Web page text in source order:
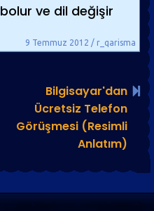
ve dil değişir
9 Temmuz 2012 / r_qarisma
Bilgisayar'dan
Ücretsiz Telefon
Görüşmesi (Resimli
Anlatım)